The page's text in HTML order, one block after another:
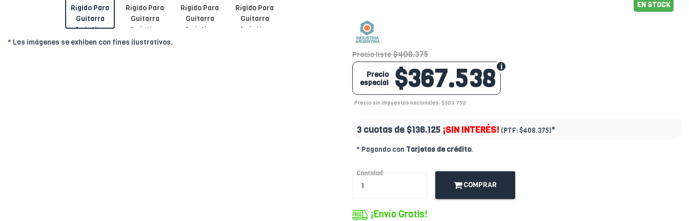
* Las imágenes se exhiben con fines ilustrativos.
EN STOCK
Precio lista $408.375
$367.538
Precio
especial
Precio sin impuestos nacionales: $303.750
3 cuotas de $136.125 ¡SIN INTERÉS! (PTF: $408.375)*
* Pagando con Tarjetas de crédito.
Cantidad
COMPRAR
¡Envío Gratis!